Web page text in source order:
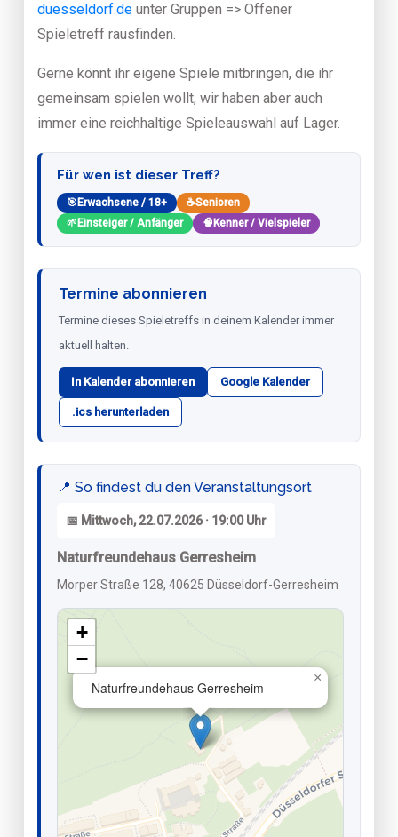
duesseldorf.de unter Gruppen => Offener
Spieletreff rausfinden.
Gerne könnt ihr eigene Spiele mitbringen, die ihr
gemeinsam spielen wollt, wir haben aber auch
immer eine reichhaltige Spieleauswahl auf Lager.
Für wen ist dieser Treff?
🎯 Erwachsene / 18+ ☕Senioren
🌱 Einsteiger / Anfänger 🧠 Kenner / Vielspieler
Termine abonnieren
Termine dieses Spieletreffs in deinem Kalender immer
aktuell halten.
In Kalender abonnieren Google Kalender
.ics herunterladen
📍 So findest du den Veranstaltungsort
📅 Mittwoch, 22.07.2026 · 19:00 Uhr
Naturfreundehaus Gerresheim
Morper Straße 128, 40625 Düsseldorf-Gerresheim
Naturfreundehaus Gerresheim
×
+
−